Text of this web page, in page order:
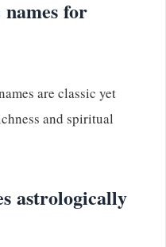
for
are classic yet
and spiritual
astrologically